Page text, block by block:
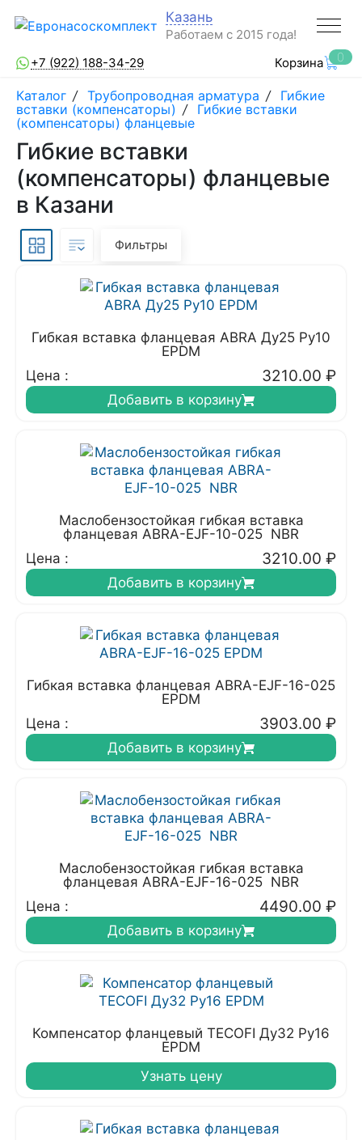
Казань
Работаем с 2015 года!
+7 (922) 188-34-29
Корзина 0
Каталог / Трубопроводная арматура / Гибкие
вставки (компенсаторы) / Гибкие вставки
(компенсаторы) фланцевые
Гибкие вставки
(компенсаторы) фланцевые
в Казани
Фильтры
Гибкая вставка фланцевая ABRA Ду25 Ру10
EPDM
Цена :
3210.00 ₽
Добавить в корзину
Маслобензостойкая гибкая вставка
фланцевая ABRA-EJF-10-025 NBR
Цена :
3210.00 ₽
Добавить в корзину
Гибкая вставка фланцевая ABRA-EJF-16-025
EPDM
Цена :
3903.00 ₽
Добавить в корзину
Маслобензостойкая гибкая вставка
фланцевая ABRA-EJF-16-025 NBR
Цена :
4490.00 ₽
Добавить в корзину
Компенсатор фланцевый TECOFI Ду32 Ру16
EPDM
Узнать цену